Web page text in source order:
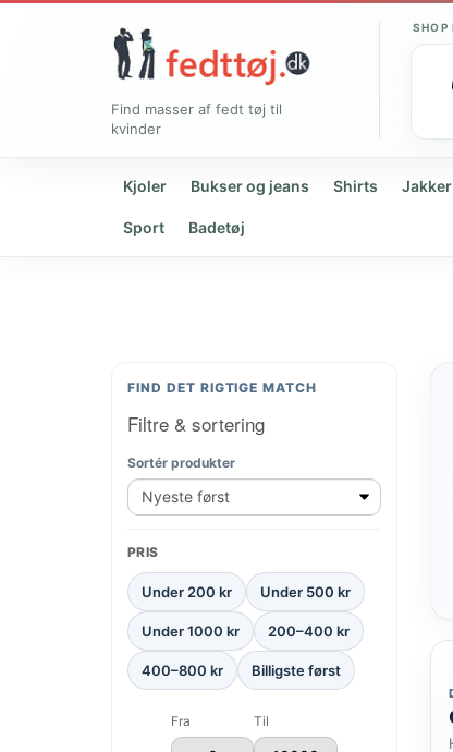
Find masser af fedt tøj til
kvinder
SHOP
Kjoler Bukser og jeans Shirts Jakker
Sport Badetøj
FIND DET RIGTIGE MATCH
Filtre & sortering
Sortér produkter
PRIS
Under 200 kr Under 500 kr
Under 1000 kr 200–400 kr
400–800 kr Billigste først
Fra Til